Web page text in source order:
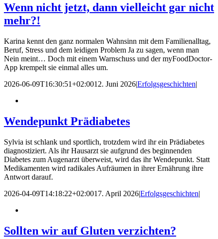
Wenn nicht jetzt, dann vielleicht gar nicht
mehr?!
Karina kennt den ganz normalen Wahnsinn mit dem Familienalltag,
Beruf, Stress und dem leidigen Problem Ja zu sagen, wenn man
Nein meint… Doch mit einem Warnschuss und der myFoodDoctor-
App krempelt sie einmal alles um.
2026-06-09T16:30:51+02:0012. Juni 2026|Erfolgsgeschichten|
Wendepunkt Prädiabetes
Sylvia ist schlank und sportlich, trotzdem wird ihr ein Prädiabetes
diagnostiziert. Als ihr Hausarzt sie aufgrund des beginnenden
Diabetes zum Augenarzt überweist, wird das ihr Wendepunkt. Statt
Medikamenten wird radikales Aufräumen in ihrer Ernährung ihre
Antwort darauf.
2026-04-09T14:18:22+02:0017. April 2026|Erfolgsgeschichten|
Sollten wir auf Gluten verzichten?